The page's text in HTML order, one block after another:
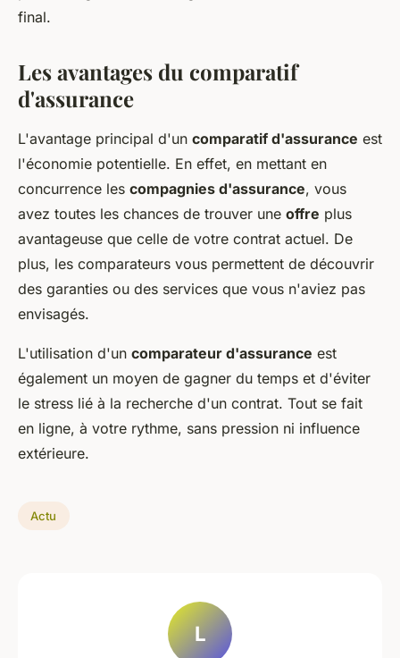
final.
Les avantages du comparatif
d'assurance
L'avantage principal d'un comparatif d'assurance est
l'économie potentielle. En effet, en mettant en
concurrence les compagnies d'assurance, vous
avez toutes les chances de trouver une offre plus
avantageuse que celle de votre contrat actuel. De
plus, les comparateurs vous permettent de découvrir
des garanties ou des services que vous n'aviez pas
envisagés.
L'utilisation d'un comparateur d'assurance est
également un moyen de gagner du temps et d'éviter
le stress lié à la recherche d'un contrat. Tout se fait
en ligne, à votre rythme, sans pression ni influence
extérieure.
Actu
L